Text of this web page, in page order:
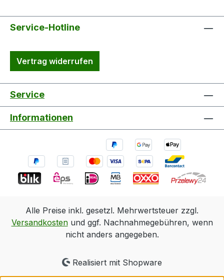
Service-Hotline
Vertrag widerrufen
Service
Informationen
Alle Preise inkl. gesetzl. Mehrwertsteuer zzgl.
Versandkostenund ggf. Nachnahmegebühren, wenn
nicht anders angegeben.
Realisiert mit Shopware